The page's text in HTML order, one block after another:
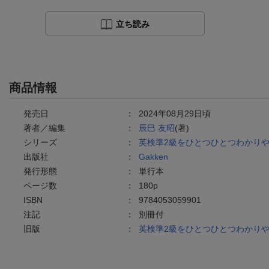
立ち読み
商品情報
発売日 ： 2024年08月29日頃
著者／編集
： 辰巳 友昭(著)
シリーズ
： 英検準2級をひとつひとつわかりや
出版社
： Gakken
発行形態
： 単行本
ページ数
： 180p
ISBN
： 9784053059901
注記
： 別冊付
旧版
： 英検準2級をひとつひとつわかり